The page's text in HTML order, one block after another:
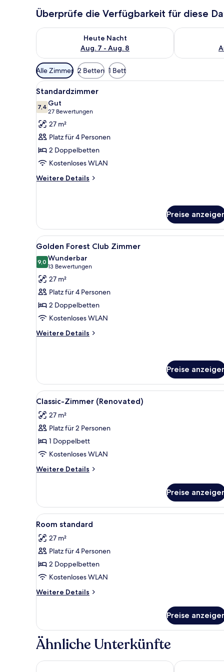
Überprüfe die Verfügbarkeit für diese
Heute Nacht
Aug. 7 - Aug. 8
Überprüfe die Verfügbarkeit für heute Nacht, Aug. 7
Überprüfe
Verfügbare
Filter
für
Zimmer
Alle Zimmer 2 Betten 1 Bett
Alle
Fotos
für
Standardzimmer
anzeigen
Ein Hotelzimmer mit zwei
7
Standardzimmer
7,47,4 von 10
Gut
27 Bewertungen
(27
Bewertungen)
27 m²
Platz für 4 Personen
2 Doppelbetten
Kostenloses WLAN
Weitere Details
Weitere
Preise
Alle
Fotos
für
Golden
Forest
Club
Zimmer
anzeigen
Ein Hotelzimmer mit zwei
6
Golden Forest Club Zimmer
9,09,0 von 10
Wunderbar
13 Bewertungen
(13
Bewertungen)
27 m²
Platz für 4 Personen
2 Doppelbetten
Kostenloses WLAN
Weitere Details
Weitere
Club
Zimmer
Preise
Alle
Fotos
für
Classic-
Zimmer
(Renovated)
anzeigen
Zimmersafe,
5
Classic-Zimmer (Renovated)
27 m²
Platz für 2 Personen
1 Doppelbett
Kostenloses WLAN
Weitere Details
Weitere
Zimmer
(Renovated)
Preise
Alle
Fotos
für
Room
standard
anzeigen
Ein Hotelzimmer mit zwei
3
Room standard
27 m²
Platz für 4 Personen
2 Doppelbetten
Kostenloses WLAN
Weitere Details
Weitere
standard
Preise
Ähnliche Unterkünfte
Disney Newport Bay Club Disney Hotel